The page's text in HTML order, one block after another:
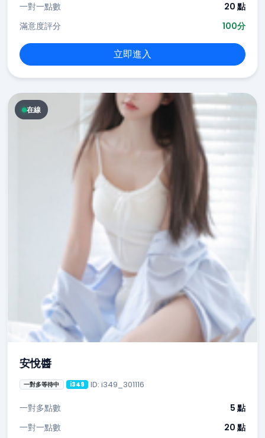
一對一點數
20 點
滿意度評分
100分
立即進入
在線
安悅醬
一對多等待中 i349 ID: i349_301116
一對多點數
5 點
一對一點數
20 點